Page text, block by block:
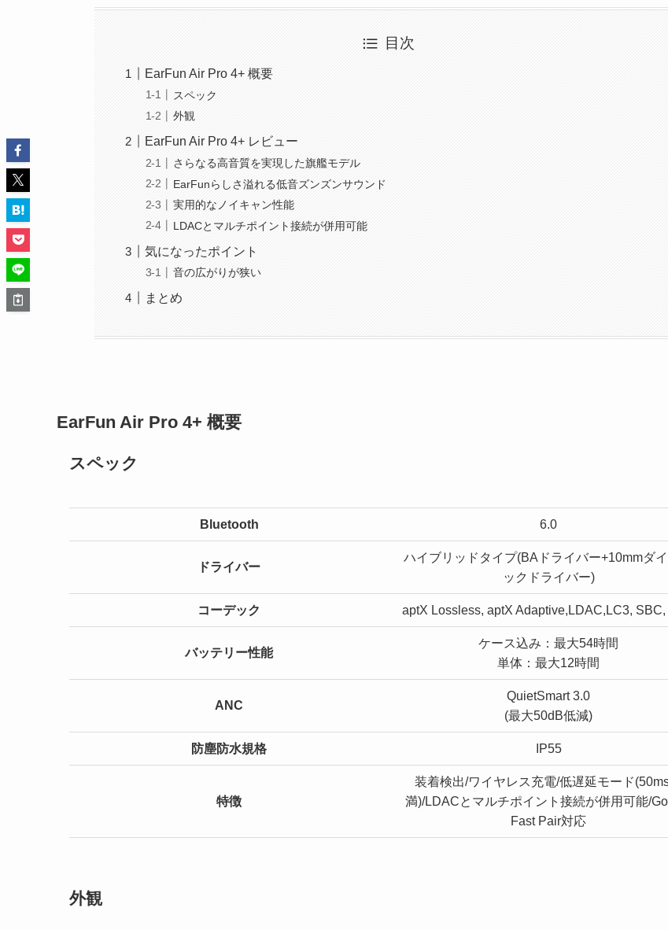
目次
EarFun Air Pro 4+ 概要
スペック
外観
EarFun Air Pro 4+ レビュー
さらなる高音質を実現した旗艦モデル
EarFunらしさ溢れる低音ズンズンサウンド
実用的なノイキャン性能
LDACとマルチポイント接続が併用可能
気になったポイント
音の広がりが狭い
まとめ
EarFun Air Pro 4+ 概要
スペック
Bluetooth 6.0
ドライバー
ハイブリッドタイプ(BAドライバー+10mmダイ
ックドライバー)
コーデック aptX Lossless, aptX Adaptive,LDAC,LC3, SBC,
バッテリー性能
ケース込み：最大54時間
単体：最大12時間
ANC
QuietSmart 3.0
(最大50dB低減)
防塵防水規格 IP55
特徴
装着検出/ワイヤレス充電/低遅延モード
満)/LDACとマルチポイント接続が併用可能/
Fast Pair対応
外観